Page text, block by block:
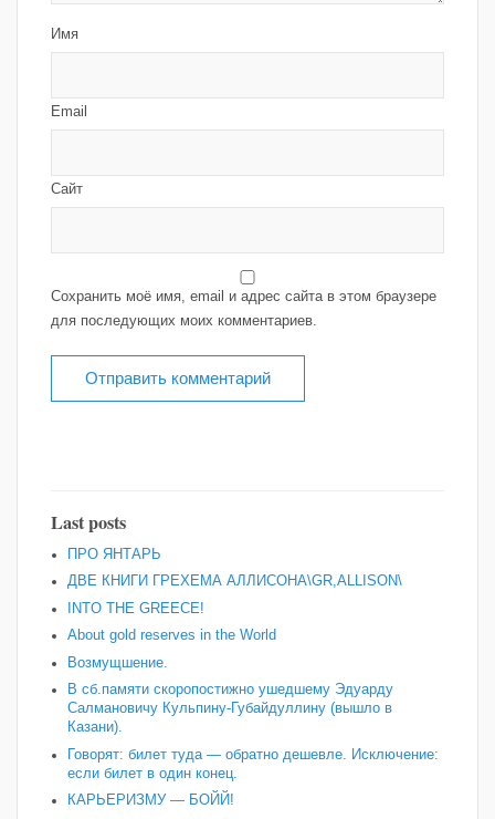
Имя
Email
Сайт
Сохранить моё имя, email и адрес сайта в этом браузере
для последующих моих комментариев.
Last posts
ПРО ЯНТАРЬ
ДВЕ КНИГИ ГРЕХЕМА АЛЛИСОНА\GR,ALLISON\
INTO THE GREECE!
About gold reserves in the World
Возмущшение.
В сб.памяти скоропостижно ушедшему Эдуарду
Салмановичу Кульпину-Губайдуллину (вышло в
Казани).
Говорят: билет туда — обратно дешевле. Исключение:
если билет в один конец.
КАРЬЕРИЗМУ — БОЙЙ!